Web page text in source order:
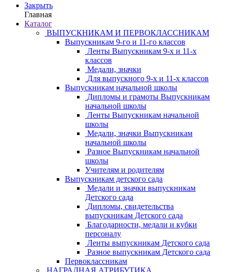
Закрыть
Главная
Каталог
ВЫПУСКНИКАМ И ПЕРВОКЛАССНИКАМ
Выпускникам 9-го и 11-го классов
Ленты Выпускникам 9-х и 11-х
классов
Медали, значки
Для выпускного 9-х и 11-х классов
Выпускникам начальной школы
Дипломы и грамоты Выпускникам
начальной школы
Ленты Выпускникам начальной
школы
Медали, значки Выпускникам
начальной школы
Разное Выпускникам начальной
школы
Учителям и родителям
Выпускникам детского сада
Медали и значки выпускникам
Детского сада
Дипломы, свидетельства
выпускникам Детского сада
Благодарности, медали и кубки
персоналу
Ленты выпускникам Детского сада
Разное выпускникам Детского сада
Первоклассникам
НАГРАДНАЯ АТРИБУТИКА